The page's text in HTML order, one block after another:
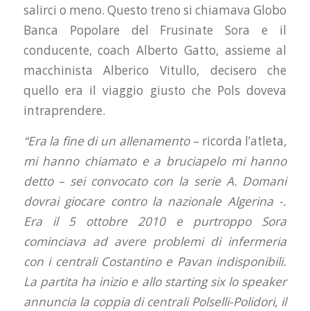
salirci o meno. Questo treno si chiamava Globo
Banca Popolare del Frusinate Sora e il
conducente, coach Alberto Gatto, assieme al
macchinista Alberico Vitullo, decisero che
quello era il viaggio giusto che Pols doveva
intraprendere.
“Era la fine di un allenamento – ricorda l’atleta,
mi hanno chiamato e a bruciapelo mi hanno
detto – sei convocato con la serie A. Domani
dovrai giocare contro la nazionale Algerina -.
Era il 5 ottobre 2010 e purtroppo Sora
cominciava ad avere problemi di infermeria
con i centrali Costantino e Pavan indisponibili.
La partita ha inizio e allo starting six lo speaker
annuncia la coppia di centrali Polselli-Polidori, il